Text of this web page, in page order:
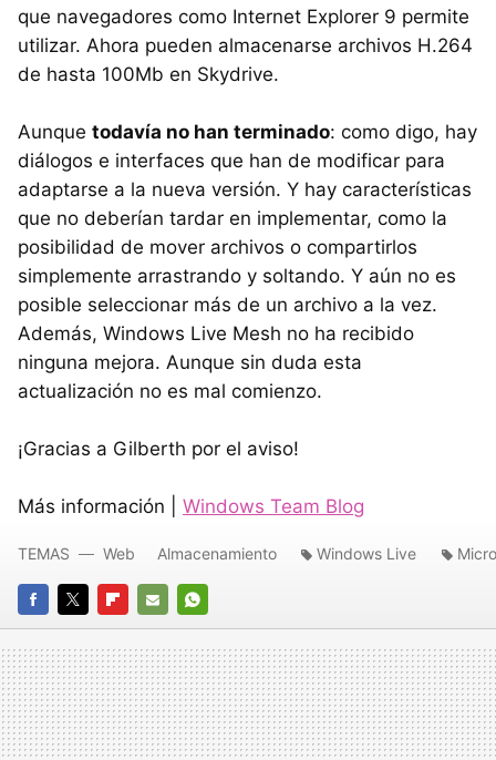
que navegadores como Internet Explorer 9 permite
utilizar. Ahora pueden almacenarse archivos H.264
de hasta 100Mb en Skydrive.
Aunque todavía no han terminado: como digo, hay
diálogos e interfaces que han de modificar para
adaptarse a la nueva versión. Y hay características
que no deberían tardar en implementar, como la
posibilidad de mover archivos o compartirlos
simplemente arrastrando y soltando. Y aún no es
posible seleccionar más de un archivo a la vez.
Además, Windows Live Mesh no ha recibido
ninguna mejora. Aunque sin duda esta
actualización no es mal comienzo.
¡Gracias a Gilberth por el aviso!
Más información | Windows Team Blog
FACEBOOK
TWITTERFLIPBOARD
E-
MAIL
WHATSAPP
TEMAS Web Almacenamiento Windows Live